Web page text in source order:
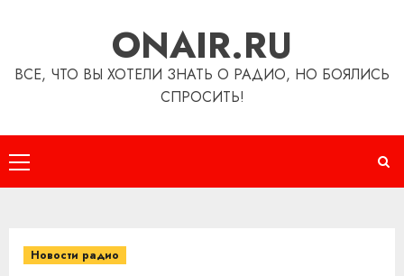
ONAIR.RU
ВСЕ, ЧТО ВЫ ХОТЕЛИ ЗНАТЬ О РАДИО, НО БОЯЛИСЬ
СПРОСИТЬ!
Основное
меню
Новости радио